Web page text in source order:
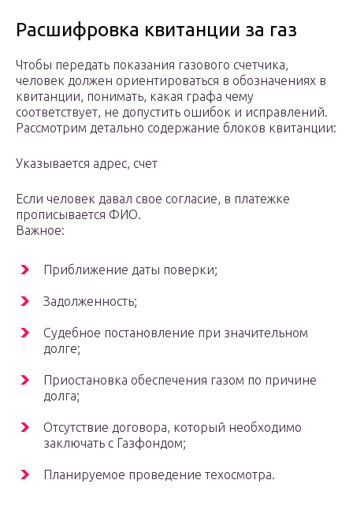
Расшифровка квитанции за газ
Чтобы передать показания газового счетчика,
человек должен ориентироваться в обозначениях в
квитанции, понимать, какая графа чему
соответствует, не допустить ошибок и исправлений.
Рассмотрим детально содержание блоков квитанции:
Указывается адрес, счет
Если человек давал свое согласие, в платежке
прописывается ФИО.
Важное:
Приближение даты поверки;
Задолженность;
Судебное постановление при значительном
долге;
Приостановка обеспечения газом по причине
долга;
Отсутствие договора, который необходимо
заключать с Газфондом;
Планируемое проведение техосмотра.